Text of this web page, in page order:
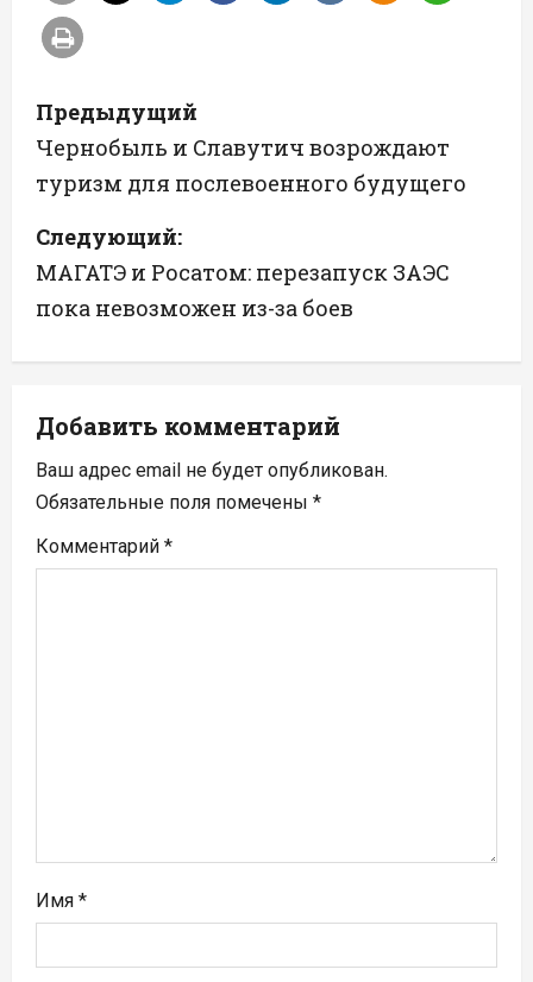
Н
а
в
и
г
а
и
я
п
я
Предыдущий
Чернобыль и Славутич возрождают
туризм для послевоенного будущего
Следующий:
МАГАТЭ и Росатом: перезапуск ЗАЭС
пока невозможен из-за боев
Добавить комментарий
Ваш адрес email не будет опубликован.
Обязательные поля помечены *
Комментарий *
Имя *